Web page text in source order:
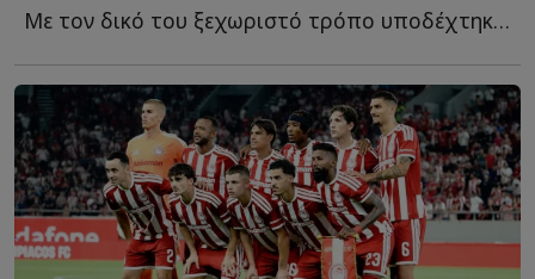
Με τον δικό του ξεχωριστό τρόπο υποδέχτηκε ο ιδιοκτήτης τ...